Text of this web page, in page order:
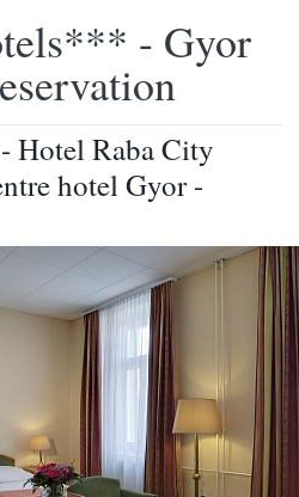
- Gyor
Hotel Raba City
hotel Gyor -